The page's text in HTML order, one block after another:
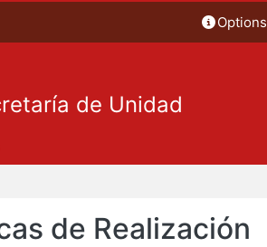
Options
de Unidad
de Realización